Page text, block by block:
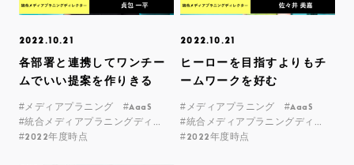
2022.10.21
各部署と連携してワンチー
ムでいい提案を作りきる
#メディアプラニング
#AaaS
#2022年度時点
2022.10.21
ヒーローを目指すよりもチ
ームワークを好む
#メディアプラニング
#AaaS
#2022年度時点